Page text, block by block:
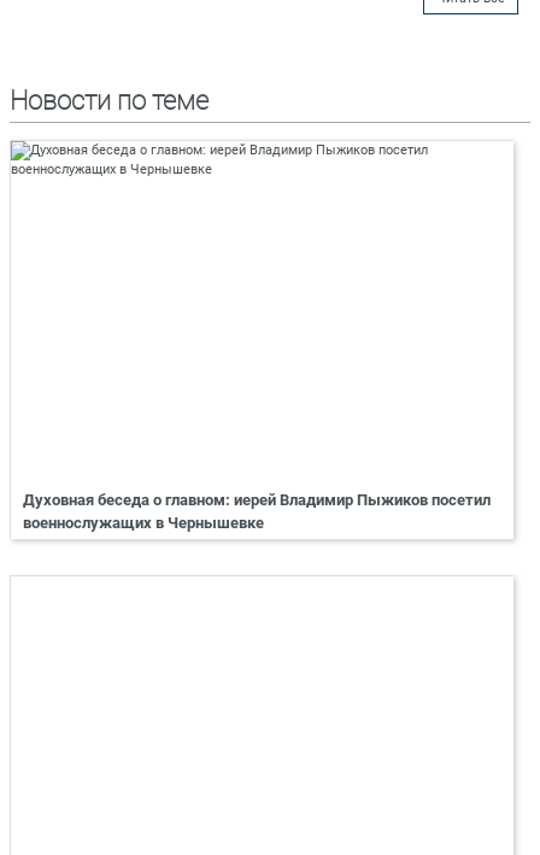
Новости по теме
Духовная беседа о главном: иерей Владимир Пыжиков посетил
военнослужащих в Чернышевке